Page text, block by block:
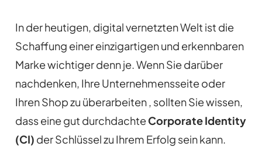
In der heutigen, digital vernetzten Welt ist die
Schaffung einer einzigartigen und erkennbaren
Marke wichtiger denn je. Wenn Sie darüber
nachdenken, Ihre Unternehmensseite oder
Ihren Shop zu überarbeiten , sollten Sie wissen,
dass eine gut durchdachteCorporate Identity
(CI) der Schlüssel zu Ihrem Erfolg sein kann.